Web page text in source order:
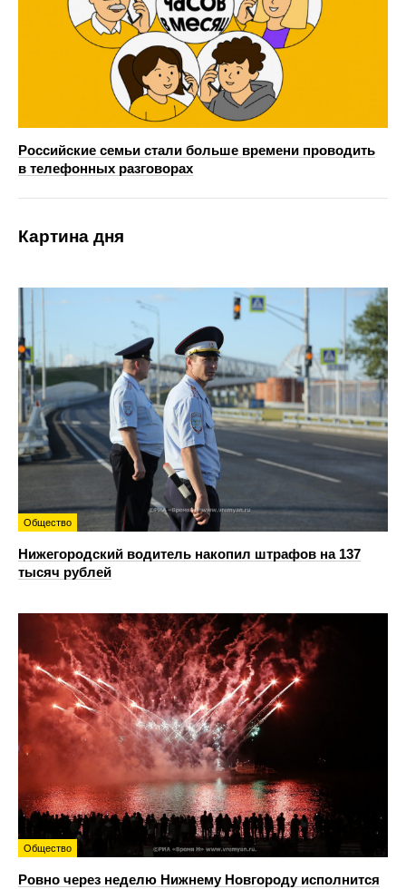
Российские семьи стали больше времени проводить
в телефонных разговорах
Картина дня
Общество
Нижегородский водитель накопил штрафов на 137
тысяч рублей
Общество
Ровно через неделю Нижнему Новгороду исполнится